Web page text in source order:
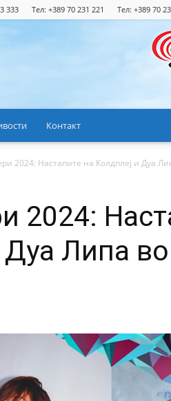
333 Тел: +389 70 231 221 Тел: +389 70
Контакт
2024: Настапите на Колдплеј и Дуа
2024:
Дуа Липа